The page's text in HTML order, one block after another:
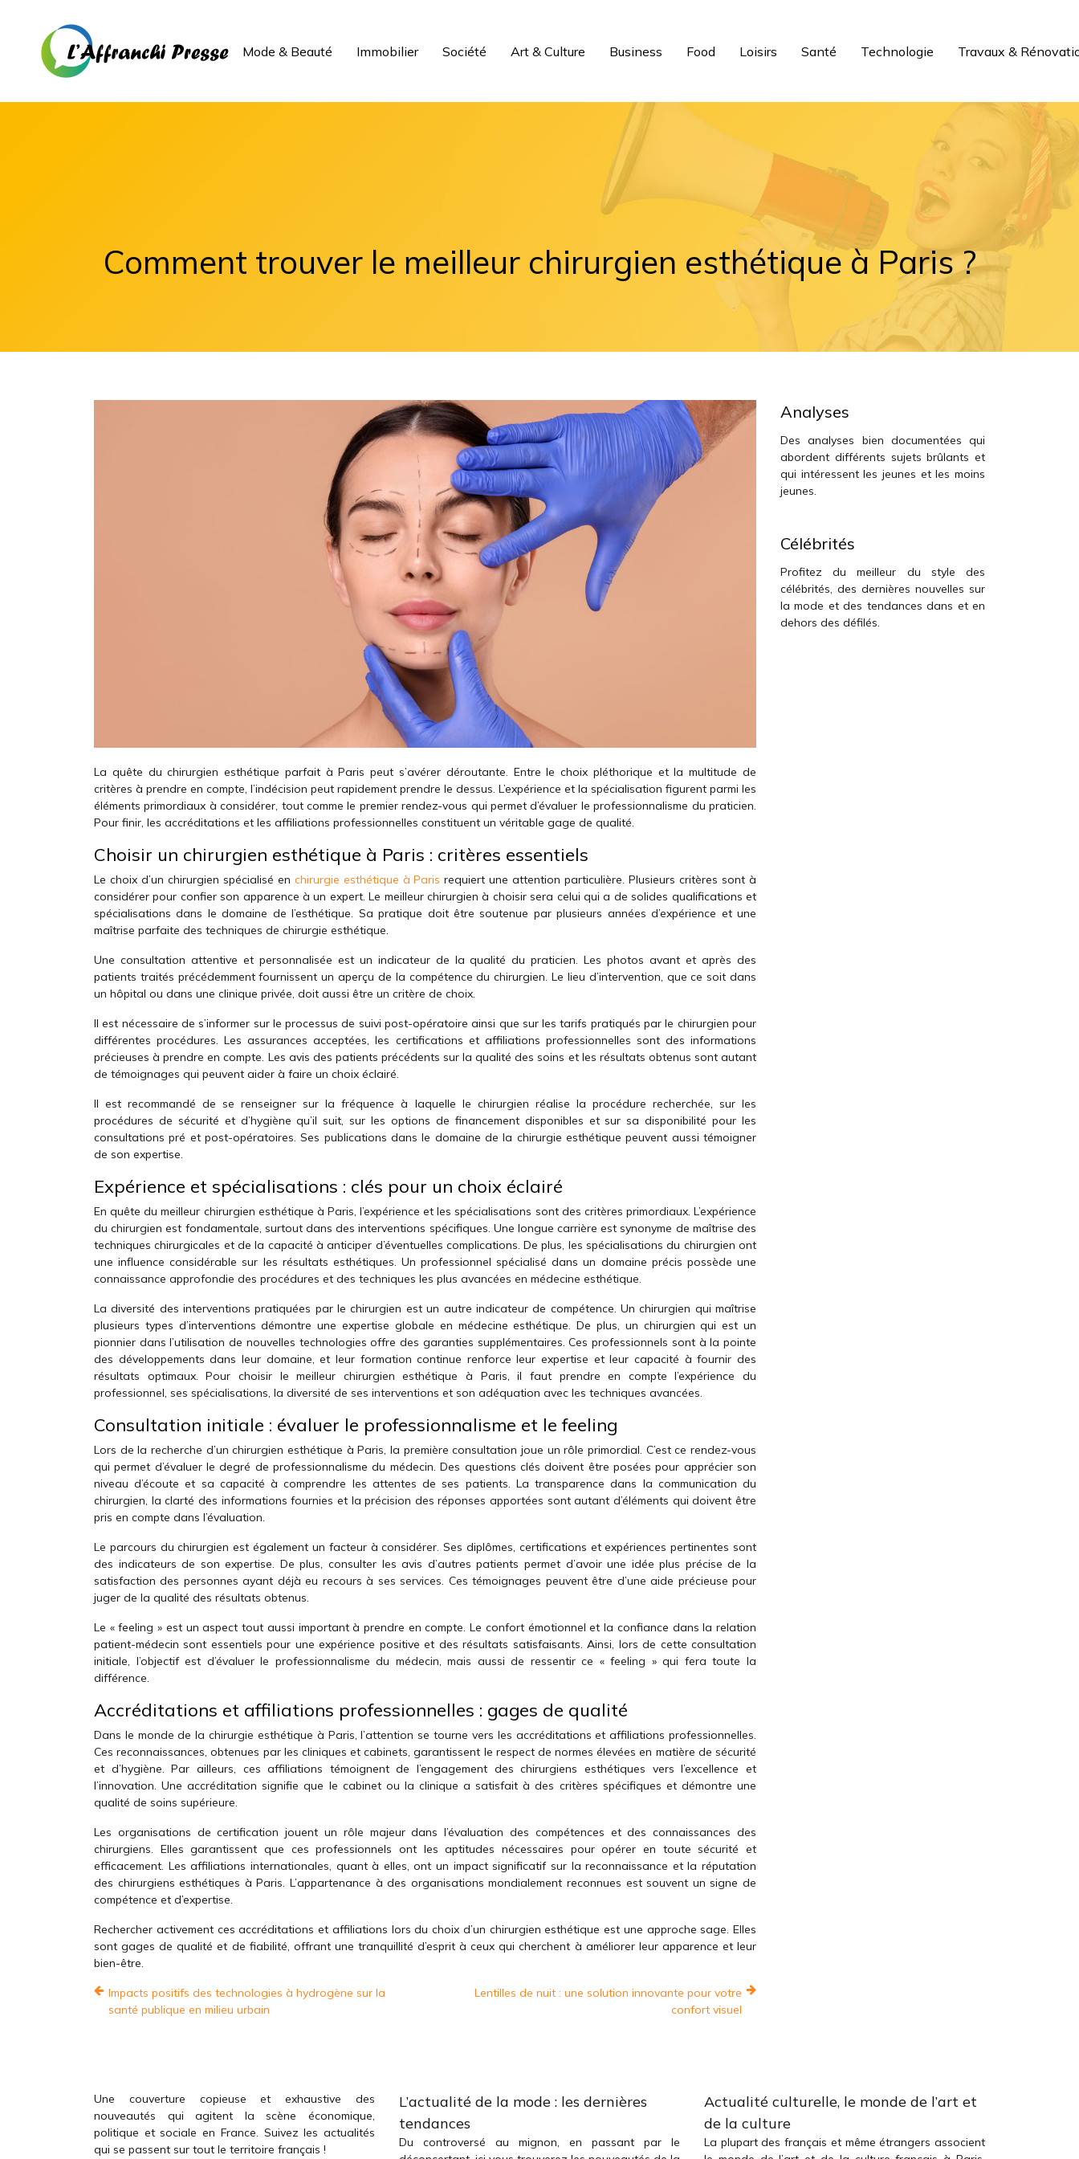
Mode & Beauté Immobilier Société Art & Culture Business Food Loisirs Santé Technologie Travaux &
Comment trouver le meilleur chirurgien esthétique à Paris ?
La quête du chirurgien esthétique parfait à Paris peut s’avérer déroutante. Entre le choix pléthorique et la multitude de
critères à prendre en compte, l’indécision peut rapidement prendre le dessus. L’expérience et la spécialisation figurent parmi les
éléments primordiaux à considérer, tout comme le premier rendez-vous qui permet d’évaluer le professionnalisme du praticien.
Pour finir, les accréditations et les affiliations professionnelles constituent un véritable gage de qualité.
Choisir un chirurgien esthétique à Paris : critères essentiels
Le choix d’un chirurgien spécialisé en chirurgie esthétique à Paris requiert une attention particulière. Plusieurs critères sont à
considérer pour confier son apparence à un expert. Le meilleur chirurgien à choisir sera celui qui a de solides qualifications et
spécialisations dans le domaine de l’esthétique. Sa pratique doit être soutenue par plusieurs années d’expérience et une
maîtrise parfaite des techniques de chirurgie esthétique.
Une consultation attentive et personnalisée est un indicateur de la qualité du praticien. Les photos avant et après des
patients traités précédemment fournissent un aperçu de la compétence du chirurgien. Le lieu d’intervention, que ce soit dans
un hôpital ou dans une clinique privée, doit aussi être un critère de choix.
Il est nécessaire de s’informer sur le processus de suivi post-opératoire ainsi que sur les tarifs pratiqués par le chirurgien pour
différentes procédures. Les assurances acceptées, les certifications et affiliations professionnelles sont des informations
précieuses à prendre en compte. Les avis des patients précédents sur la qualité des soins et les résultats obtenus sont autant
de témoignages qui peuvent aider à faire un choix éclairé.
Il est recommandé de se renseigner sur la fréquence à laquelle le chirurgien réalise la procédure recherchée, sur les
procédures de sécurité et d’hygiène qu’il suit, sur les options de financement disponibles et sur sa disponibilité pour les
consultations pré et post-opératoires. Ses publications dans le domaine de la chirurgie esthétique peuvent aussi témoigner
de son expertise.
Expérience et spécialisations : clés pour un choix éclairé
En quête du meilleur chirurgien esthétique à Paris, l’expérience et les spécialisations sont des critères primordiaux. L’expérience
du chirurgien est fondamentale, surtout dans des interventions spécifiques. Une longue carrière est synonyme de maîtrise des
techniques chirurgicales et de la capacité à anticiper d’éventuelles complications. De plus, les spécialisations du chirurgien ont
une influence considérable sur les résultats esthétiques. Un professionnel spécialisé dans un domaine précis possède une
connaissance approfondie des procédures et des techniques les plus avancées en médecine esthétique.
La diversité des interventions pratiquées par le chirurgien est un autre indicateur de compétence. Un chirurgien qui maîtrise
plusieurs types d’interventions démontre une expertise globale en médecine esthétique. De plus, un chirurgien qui est un
pionnier dans l’utilisation de nouvelles technologies offre des garanties supplémentaires. Ces professionnels sont à la pointe
des développements dans leur domaine, et leur formation continue renforce leur expertise et leur capacité à fournir des
résultats optimaux. Pour choisir le meilleur chirurgien esthétique à Paris, il faut prendre en compte l’expérience du
professionnel, ses spécialisations, la diversité de ses interventions et son adéquation avec les techniques avancées.
Consultation initiale : évaluer le professionnalisme et le feeling
Lors de la recherche d’un chirurgien esthétique à Paris, la première consultation joue un rôle primordial. C’est ce rendez-vous
qui permet d’évaluer le degré de professionnalisme du médecin. Des questions clés doivent être posées pour apprécier son
niveau d’écoute et sa capacité à comprendre les attentes de ses patients. La transparence dans la communication du
chirurgien, la clarté des informations fournies et la précision des réponses apportées sont autant d’éléments qui doivent être
pris en compte dans l’évaluation.
Le parcours du chirurgien est également un facteur à considérer. Ses diplômes, certifications et expériences pertinentes sont
des indicateurs de son expertise. De plus, consulter les avis d’autres patients permet d’avoir une idée plus précise de la
satisfaction des personnes ayant déjà eu recours à ses services. Ces témoignages peuvent être d’une aide précieuse pour
juger de la qualité des résultats obtenus.
Le « feeling » est un aspect tout aussi important à prendre en compte. Le confort émotionnel et la confiance dans la relation
patient-médecin sont essentiels pour une expérience positive et des résultats satisfaisants. Ainsi, lors de cette consultation
initiale, l’objectif est d’évaluer le professionnalisme du médecin, mais aussi de ressentir ce « feeling » qui fera toute la
différence.
Accréditations et affiliations professionnelles : gages de qualité
Dans le monde de la chirurgie esthétique à Paris, l’attention se tourne vers les accréditations et affiliations professionnelles.
Ces reconnaissances, obtenues par les cliniques et cabinets, garantissent le respect de normes élevées en matière de sécurité
et d’hygiène. Par ailleurs, ces affiliations témoignent de l’engagement des chirurgiens esthétiques vers l’excellence et
l’innovation. Une accréditation signifie que le cabinet ou la clinique a satisfait à des critères spécifiques et démontre une
qualité de soins supérieure.
Les organisations de certification jouent un rôle majeur dans l’évaluation des compétences et des connaissances des
chirurgiens. Elles garantissent que ces professionnels ont les aptitudes nécessaires pour opérer en toute sécurité et
efficacement. Les affiliations internationales, quant à elles, ont un impact significatif sur la reconnaissance et la réputation
des chirurgiens esthétiques à Paris. L’appartenance à des organisations mondialement reconnues est souvent un signe de
compétence et d’expertise.
Rechercher activement ces accréditations et affiliations lors du choix d’un chirurgien esthétique est une approche sage. Elles
sont gages de qualité et de fiabilité, offrant une tranquillité d’esprit à ceux qui cherchent à améliorer leur apparence et leur
bien-être.
Impacts positifs des technologies à hydrogène sur la
santé publique en milieu urbain
Lentilles de nuit : une solution innovante pour votre
confort visuel
Analyses
Des analyses bien documentées qui
abordent différents sujets brûlants et
qui intéressent les jeunes et les moins
jeunes.
Célébrités
Profitez du meilleur du style des
célébrités, des dernières nouvelles sur
la mode et des tendances dans et en
dehors des défilés.
Une couverture copieuse et exhaustive des
nouveautés qui agitent la scène économique,
politique et sociale en France. Suivez les actualités
qui se passent sur tout le territoire français !
L’actualité de la mode : les dernières
tendances
Du controversé au mignon, en passant par le
Actualité culturelle, le monde de l’art et
de la culture
La plupart des français et même étrangers associent